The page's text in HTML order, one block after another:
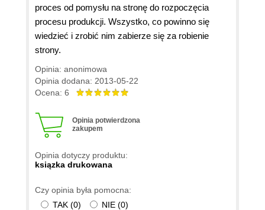
proces od pomysłu na stronę do rozpoczęcia
procesu produkcji. Wszystko, co powinno się
wiedzieć i zrobić nim zabierze się za robienie
strony.
Opinia: anonimowa
Opinia dodana: 2013-05-22
Ocena: 6
Opinia potwierdzona
zakupem
Opinia dotyczy produktu:
ksiązka drukowana
Czy opinia była pomocna:
TAK (0) NIE (0)